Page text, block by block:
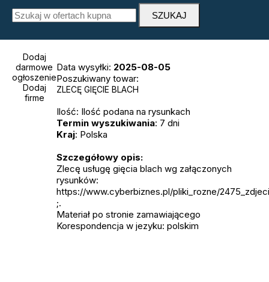
Dodaj
darmowe
ogłoszenie
Dodaj
firme
Data wysyłki: 2025-08-05
Poszukiwany towar:
ZLECĘ GIĘCIE BLACH
Ilość: Ilość podana na rysunkach
Termin wyszukiwania: 7 dni
Kraj: Polska
Szczegółowy opis:
Zlecę usługę gięcia blach wg załączonych
rysunków:
https://www.cyberbiznes.pl/pliki_rozne/
;.
Materiał po stronie zamawiającego
Korespondencja w jezyku: polskim